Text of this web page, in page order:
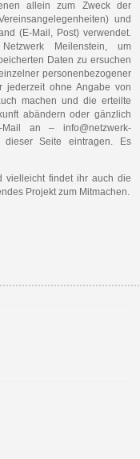
allein zum Zweck der
und
(E-Mail, Post) verwendet.
Meilenstein, um
Daten zu ersuchen
personenbezogener
jederzeit ohne Angabe von
machen und die erteilte
abändern oder gänzlich
an – info@netzwerk-
Seite eintragen. Es
vielleicht findet ihr auch die
Projekt zum Mitmachen.